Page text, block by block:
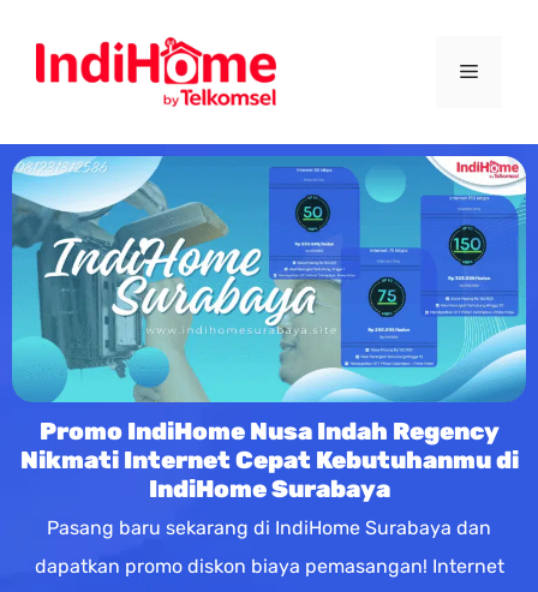
Promo IndiHome Nusa Indah Regency
Nikmati Internet Cepat Kebutuhanmu di
IndiHome Surabaya
Pasang baru sekarang di IndiHome Surabaya dan
dapatkan promo diskon biaya pemasangan! Internet